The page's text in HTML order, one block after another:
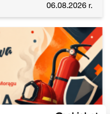
06.08.2026 r.